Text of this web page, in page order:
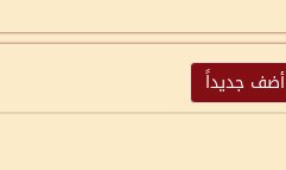
أضف جديداً